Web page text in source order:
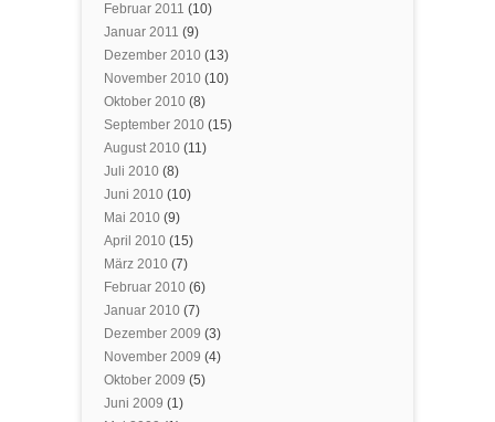
Februar 2011 (10)
Januar 2011 (9)
Dezember 2010 (13)
November 2010 (10)
Oktober 2010 (8)
September 2010 (15)
August 2010 (11)
Juli 2010 (8)
Juni 2010 (10)
Mai 2010 (9)
April 2010 (15)
März 2010 (7)
Februar 2010 (6)
Januar 2010 (7)
Dezember 2009 (3)
November 2009 (4)
Oktober 2009 (5)
Juni 2009 (1)